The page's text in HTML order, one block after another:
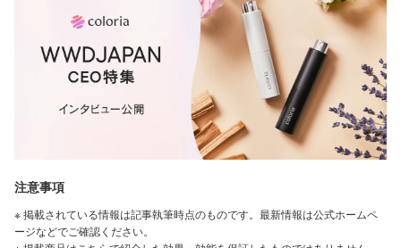
注意事項
※ 掲載されている情報は記事執筆時点のものです。最新情報は公式ホームペ
ージなどでご確認ください。